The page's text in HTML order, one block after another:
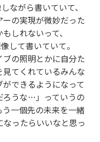
ながら書いていて、
の実現が微妙だった
しれないって、
して書いていて。
ブの照明とかに自分た
てくれているみんな
できるようになって
ろうな…」っていうの
一個先の未来を一緒
ったらいいなと思っ